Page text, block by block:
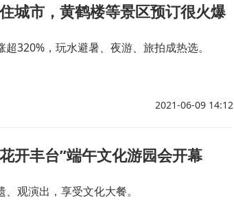
城市，黄鹤楼等景区预订很火爆
320%，玩水避暑、夜游、旅拍成热选。
2021-06-09 14:12
开丰台”端午文化游园会开幕
观演出，享受文化大餐。